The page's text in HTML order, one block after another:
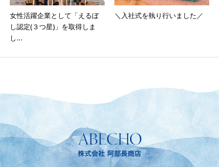
女性活躍企業として「えるぼ
し認定(３つ星)」を取得しま
し...
＼入社式を執り行いました／